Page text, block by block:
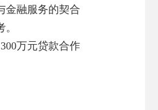
金融服务的契合
万元贷款合作